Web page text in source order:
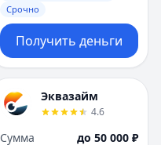
Срочно
Получить деньги
Эквазайм
4.6
Сумма
до 50 000 ₽